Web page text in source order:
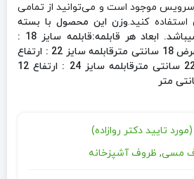
موجود است و می‌توانید از تمامی
کنید.وزن این محصول با بسته
ابعاد هر قابلمه:قابلمه سایز 18 :
ارتفاع 10 سانتی متر و عرض 18 سانتی مترقابلمه سایز 22 : ارتفاع
11 سانتی متر و عرض 22 سانتی مترقابلمه سایز 24 : ارتفاع 12
تایید دکتر روازاده)
مسی, ظروف آشپزخانه